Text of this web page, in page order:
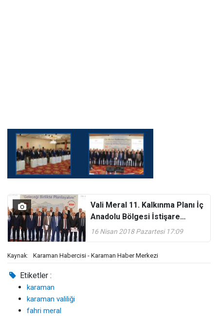
Vali Meral 11. Kalkınma Planı İç
Anadolu Bölgesi İstişare
Toplantısına K
16 Nisan 2018 Pazartesi 17:09
Kaynak: Karaman Habercisi - Karaman Haber Merkezi
Etiketler :
karaman
karaman valiliği
fahri meral